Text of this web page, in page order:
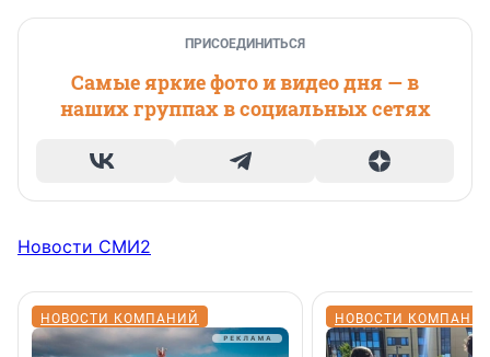
ПРИСОЕДИНИТЬСЯ
Самые яркие фото и видео дня — в
наших группах в социальных сетях
Новости СМИ2
НОВОСТИ КОМПАНИЙ НОВОСТИ